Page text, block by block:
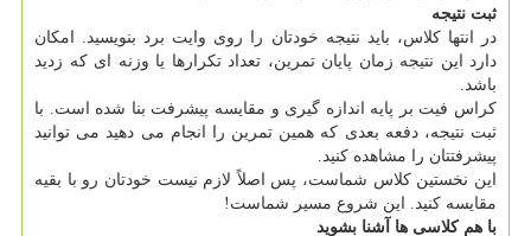
ثبت نتیجه
در انتها کلاس، باید نتیجه خودتان را روی وایت برد بنویسید. امکان
دارد این نتیجه زمان پایان تمرین، تعداد تکرارها یا وزنه ای که زدید
باشد.
کراس فیت بر پایه اندازه گیری و مقایسه پیشرفت بنا شده است. با
ثبت نتیجه، دفعه بعدی که همین تمرین را انجام می دهید می توانید
پیشرفتتان را مشاهده کنید.
این نخستین کلاس شماست، پس اصلاً لازم نیست خودتان رو با بقیه
مقایسه کنید. این شروع مسیر شماست!
با هم کلاسی ها آشنا بشوید